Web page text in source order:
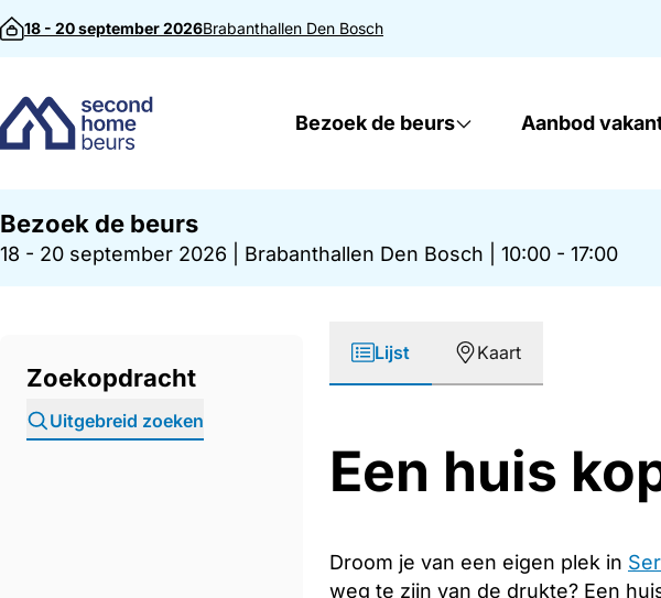
Direct naar inhoud
18 - 20 september 2026Brabanthallen Den Bosch
Bezoek de beurs Aanbod
Bezoek de beurs
18 - 20 september 2026 Brabanthallen Den Bosch 10:00 - 17:00
Zoekopdracht
Uitgebreid zoeken
Lijst Kaart
Een huis
Droom je van een eigen plek in
weg te zijn van de drukte? Een